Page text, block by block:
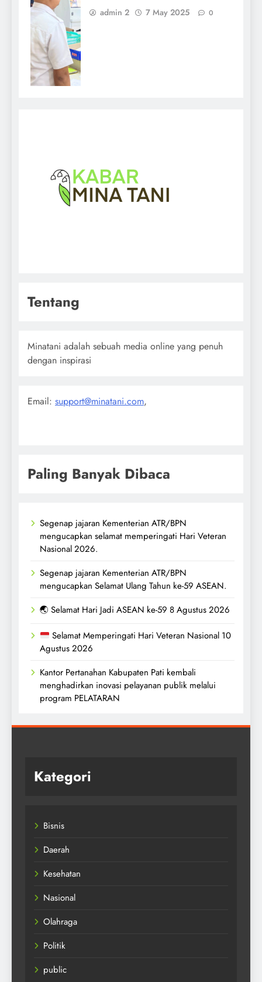
admin 2 7 May 2025 0
Tentang
Minatani adalah sebuah media online yang penuh
dengan inspirasi
Email: support@minatani.com,
Paling Banyak Dibaca
Segenap jajaran Kementerian ATR/BPN
mengucapkan selamat memperingati Hari Veteran
Nasional 2026.
Segenap jajaran Kementerian ATR/BPN
mengucapkan Selamat Ulang Tahun ke-59 ASEAN.
🌏 Selamat Hari Jadi ASEAN ke-59 8 Agustus 2026
Selamat Memperingati Hari Veteran Nasional 10
Agustus 2026
Kantor Pertanahan Kabupaten Pati kembali
menghadirkan inovasi pelayanan publik melalui
program PELATARAN
Kategori
Bisnis
Daerah
Kesehatan
Nasional
Olahraga
Politik
public